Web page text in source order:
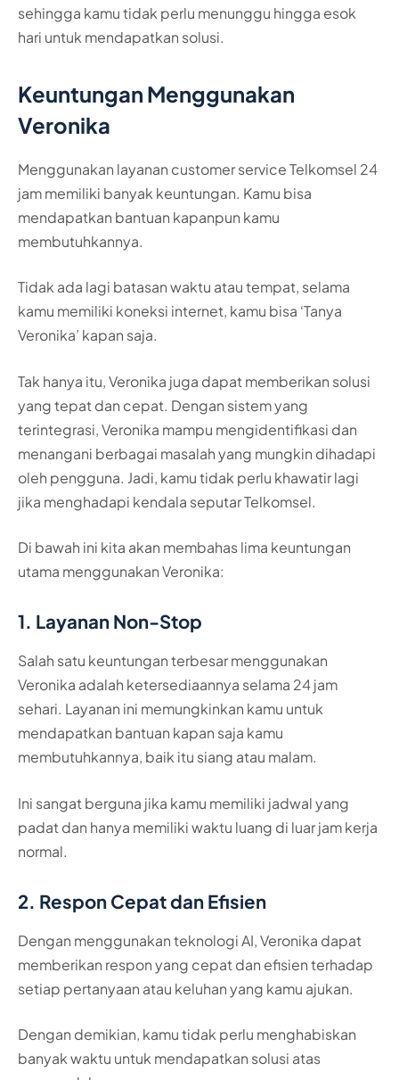
sehingga kamu tidak perlu menunggu hingga esok
hari untuk mendapatkan solusi.
Keuntungan Menggunakan
Veronika
Menggunakan layanan customer service Telkomsel 24
jam memiliki banyak keuntungan. Kamu bisa
mendapatkan bantuan kapanpun kamu
membutuhkannya.
Tidak ada lagi batasan waktu atau tempat, selama
kamu memiliki koneksi internet, kamu bisa ‘Tanya
Veronika’ kapan saja.
Tak hanya itu, Veronika juga dapat memberikan solusi
yang tepat dan cepat. Dengan sistem yang
terintegrasi, Veronika mampu mengidentifikasi dan
menangani berbagai masalah yang mungkin dihadapi
oleh pengguna. Jadi, kamu tidak perlu khawatir lagi
jika menghadapi kendala seputar Telkomsel.
Di bawah ini kita akan membahas lima keuntungan
utama menggunakan Veronika:
1. Layanan Non-Stop
Salah satu keuntungan terbesar menggunakan
Veronika adalah ketersediaannya selama 24 jam
sehari. Layanan ini memungkinkan kamu untuk
mendapatkan bantuan kapan saja kamu
membutuhkannya, baik itu siang atau malam.
Ini sangat berguna jika kamu memiliki jadwal yang
padat dan hanya memiliki waktu luang di luar jam kerja
normal.
2. Respon Cepat dan Efisien
Dengan menggunakan teknologi AI, Veronika dapat
memberikan respon yang cepat dan efisien terhadap
setiap pertanyaan atau keluhan yang kamu ajukan.
Dengan demikian, kamu tidak perlu menghabiskan
banyak waktu untuk mendapatkan solusi atas